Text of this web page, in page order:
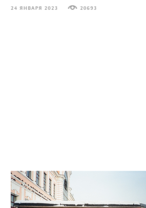
24 ЯНВАРЯ 2023 20693